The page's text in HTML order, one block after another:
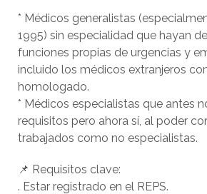
* Médicos generalistas
1995) sin especialidad que hayan
funciones propias de urgencias y
incluido los médicos extranjeros
homologado.
* Médicos especialistas que antes
requisitos pero ahora sí, al poder
trabajados como no especialistas.
📌 Requisitos clave:
. Estar registrado en el REPS.